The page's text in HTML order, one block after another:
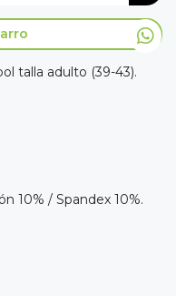
talla adulto (39-43).
10% / Spandex 10%.